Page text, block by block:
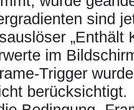
sind
„Enthält
im
Trigger
berücksichtigt.